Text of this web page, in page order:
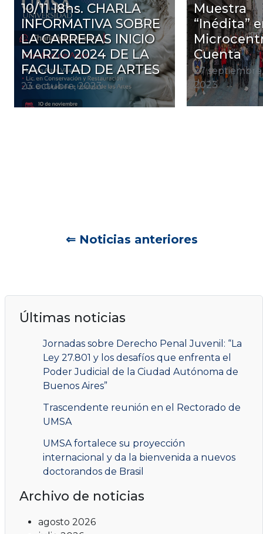
10/11 18hs. CHARLA
INFORMATIVA SOBRE
LA CARRERAS INICIO
MARZO 2024 DE LA
FACULTAD DE ARTES
23 octubre, 2023
Muestra
“Inédita”
Cuenta
27 septiembre,
2023
Navegación⇐ Noticias anteriores
Últimas noticias
Jornadas sobre Derecho Penal Juvenil: “La
Ley 27.801 y los desafíos que enfrenta el
Poder Judicial de la Ciudad Autónoma de
Buenos Aires”
Trascendente reunión en el Rectorado de
UMSA
UMSA fortalece su proyección
internacional y da la bienvenida a nuevos
doctorandos de Brasil
Archivo de noticias
agosto 2026